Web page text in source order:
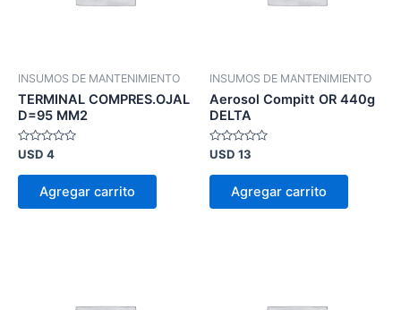
INSUMOS DE MANTENIMIENTO
TERMINAL COMPRES.OJAL
D=95 MM2
Valorado
0
USD 4
Agregar carrito
INSUMOS DE MANTENIMIENTO
Aerosol Compitt OR 440g
DELTA
Valorado
0
USD 13
Agregar carrito